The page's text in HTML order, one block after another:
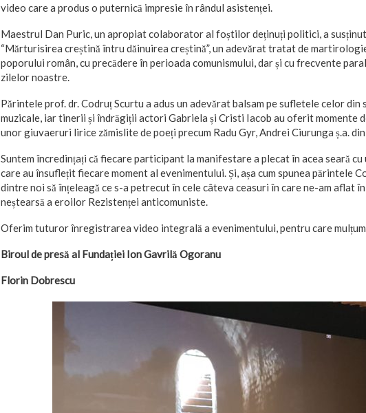
video care a produs o puternică impresie în rândul asistenței.
Maestrul Dan Puric, un apropiat colaborator al foștilor deținuți politici, a
“Mărturisirea creștină întru dăinuirea creștină”, un adevărat tratat de
poporului român, cu precădere în perioada comunismului, dar și cu frecvente
zilelor noastre.
Părintele prof. dr. Codruț Scurtu a adus un adevărat balsam pe sufletele celor
muzicale, iar tinerii și îndrăgiții actori Gabriela și Cristi Iacob au oferit momente
unor giuvaeruri lirice zămislite de poeți precum Radu Gyr, Andrei Ciurunga ș.a.
Suntem încredințați că fiecare participant la manifestare a plecat în acea seară cu
care au însuflețit fiecare moment al evenimentului. Și, așa cum spunea părintele
dintre noi să înțeleagă ce s-a petrecut în cele câteva ceasuri în care ne-am aflat
neștearsă a eroilor Rezistenței anticomuniste.
Oferim tuturor înregistrarea video integrală a evenimentului, pentru care
Biroul de presă al Fundației Ion Gavrilă Ogoranu
Florin Dobrescu